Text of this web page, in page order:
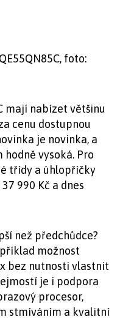
foto:
mají nabízet většinu
cenu dostupnou
je novinka, a
vysoká. Pro
třídy a úhlopříčky
990 Kč a dnes
než předchůdce?
možnost
bez nutnosti vlastnit
je i podpora
procesor,
stmíváním a kvalitní